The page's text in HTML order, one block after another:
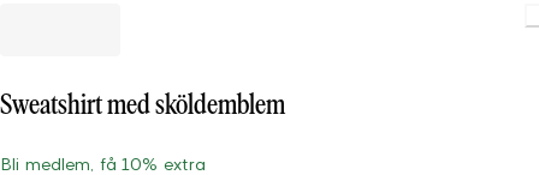
Sweatshirt med sköldemblem
Bli medlem, få 10% extra